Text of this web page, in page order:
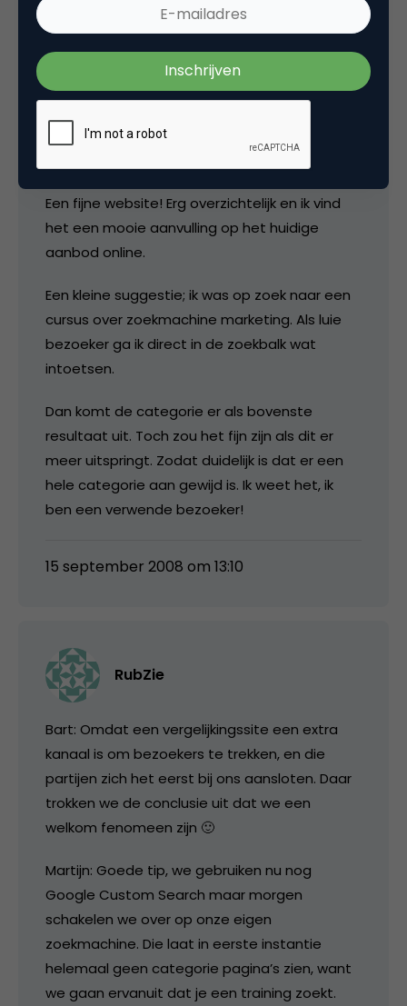
15 september 2008 om 12:09
Martijn van Vreeden
Een fijne website! Erg overzichtelijk en ik vind
het een mooie aanvulling op het huidige
aanbod online.
Een kleine suggestie; ik was op zoek naar een
cursus over zoekmachine marketing. Als luie
bezoeker ga ik direct in de zoekbalk wat
intoetsen.
Dan komt de categorie er als bovenste
resultaat uit. Toch zou het fijn zijn als dit er
meer uitspringt. Zodat duidelijk is dat er een
hele categorie aan gewijd is. Ik weet het, ik
ben een verwende bezoeker!
15 september 2008 om 13:10
RubZie
Bart: Omdat een vergelijkingssite een extra
kanaal is om bezoekers te trekken, en die
partijen zich het eerst bij ons aansloten. Daar
trokken we de conclusie uit dat we een
welkom fenomeen zijn 🙂
Martijn: Goede tip, we gebruiken nu nog
Google Custom Search maar morgen
schakelen we over op onze eigen
zoekmachine. Die laat in eerste instantie
helemaal geen categorie pagina’s zien, want
we gaan ervanuit dat je een training zoekt.